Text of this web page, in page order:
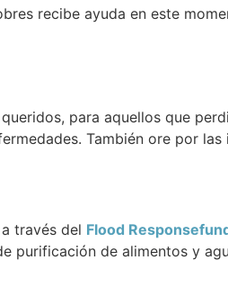
recibe ayuda en este
para aquellos que
También ore por
través del Flood
purificación de alimentos y